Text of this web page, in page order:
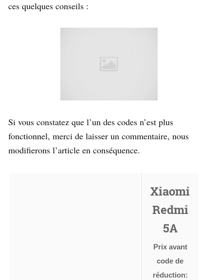
ces quelques conseils :
Si vous constatez que l’un des codes n’est plus
fonctionnel, merci de laisser un commentaire, nous
modifierons l’article en conséquence.
Xiaomi
Redmi
5A
Prix avant
code de
réduction: